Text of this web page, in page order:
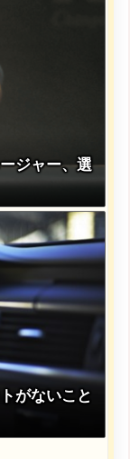
ジャー、選
がないこと